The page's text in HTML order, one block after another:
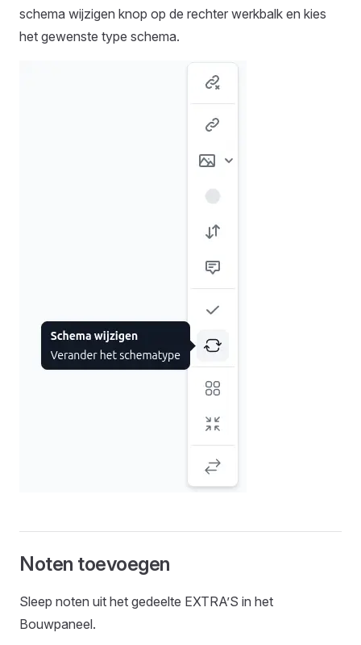
schema wijzigen knop op de rechter werkbalk en kies
het gewenste type schema.
Noten toevoegen
Sleep noten uit het gedeelte EXTRA’S in het
Bouwpaneel.